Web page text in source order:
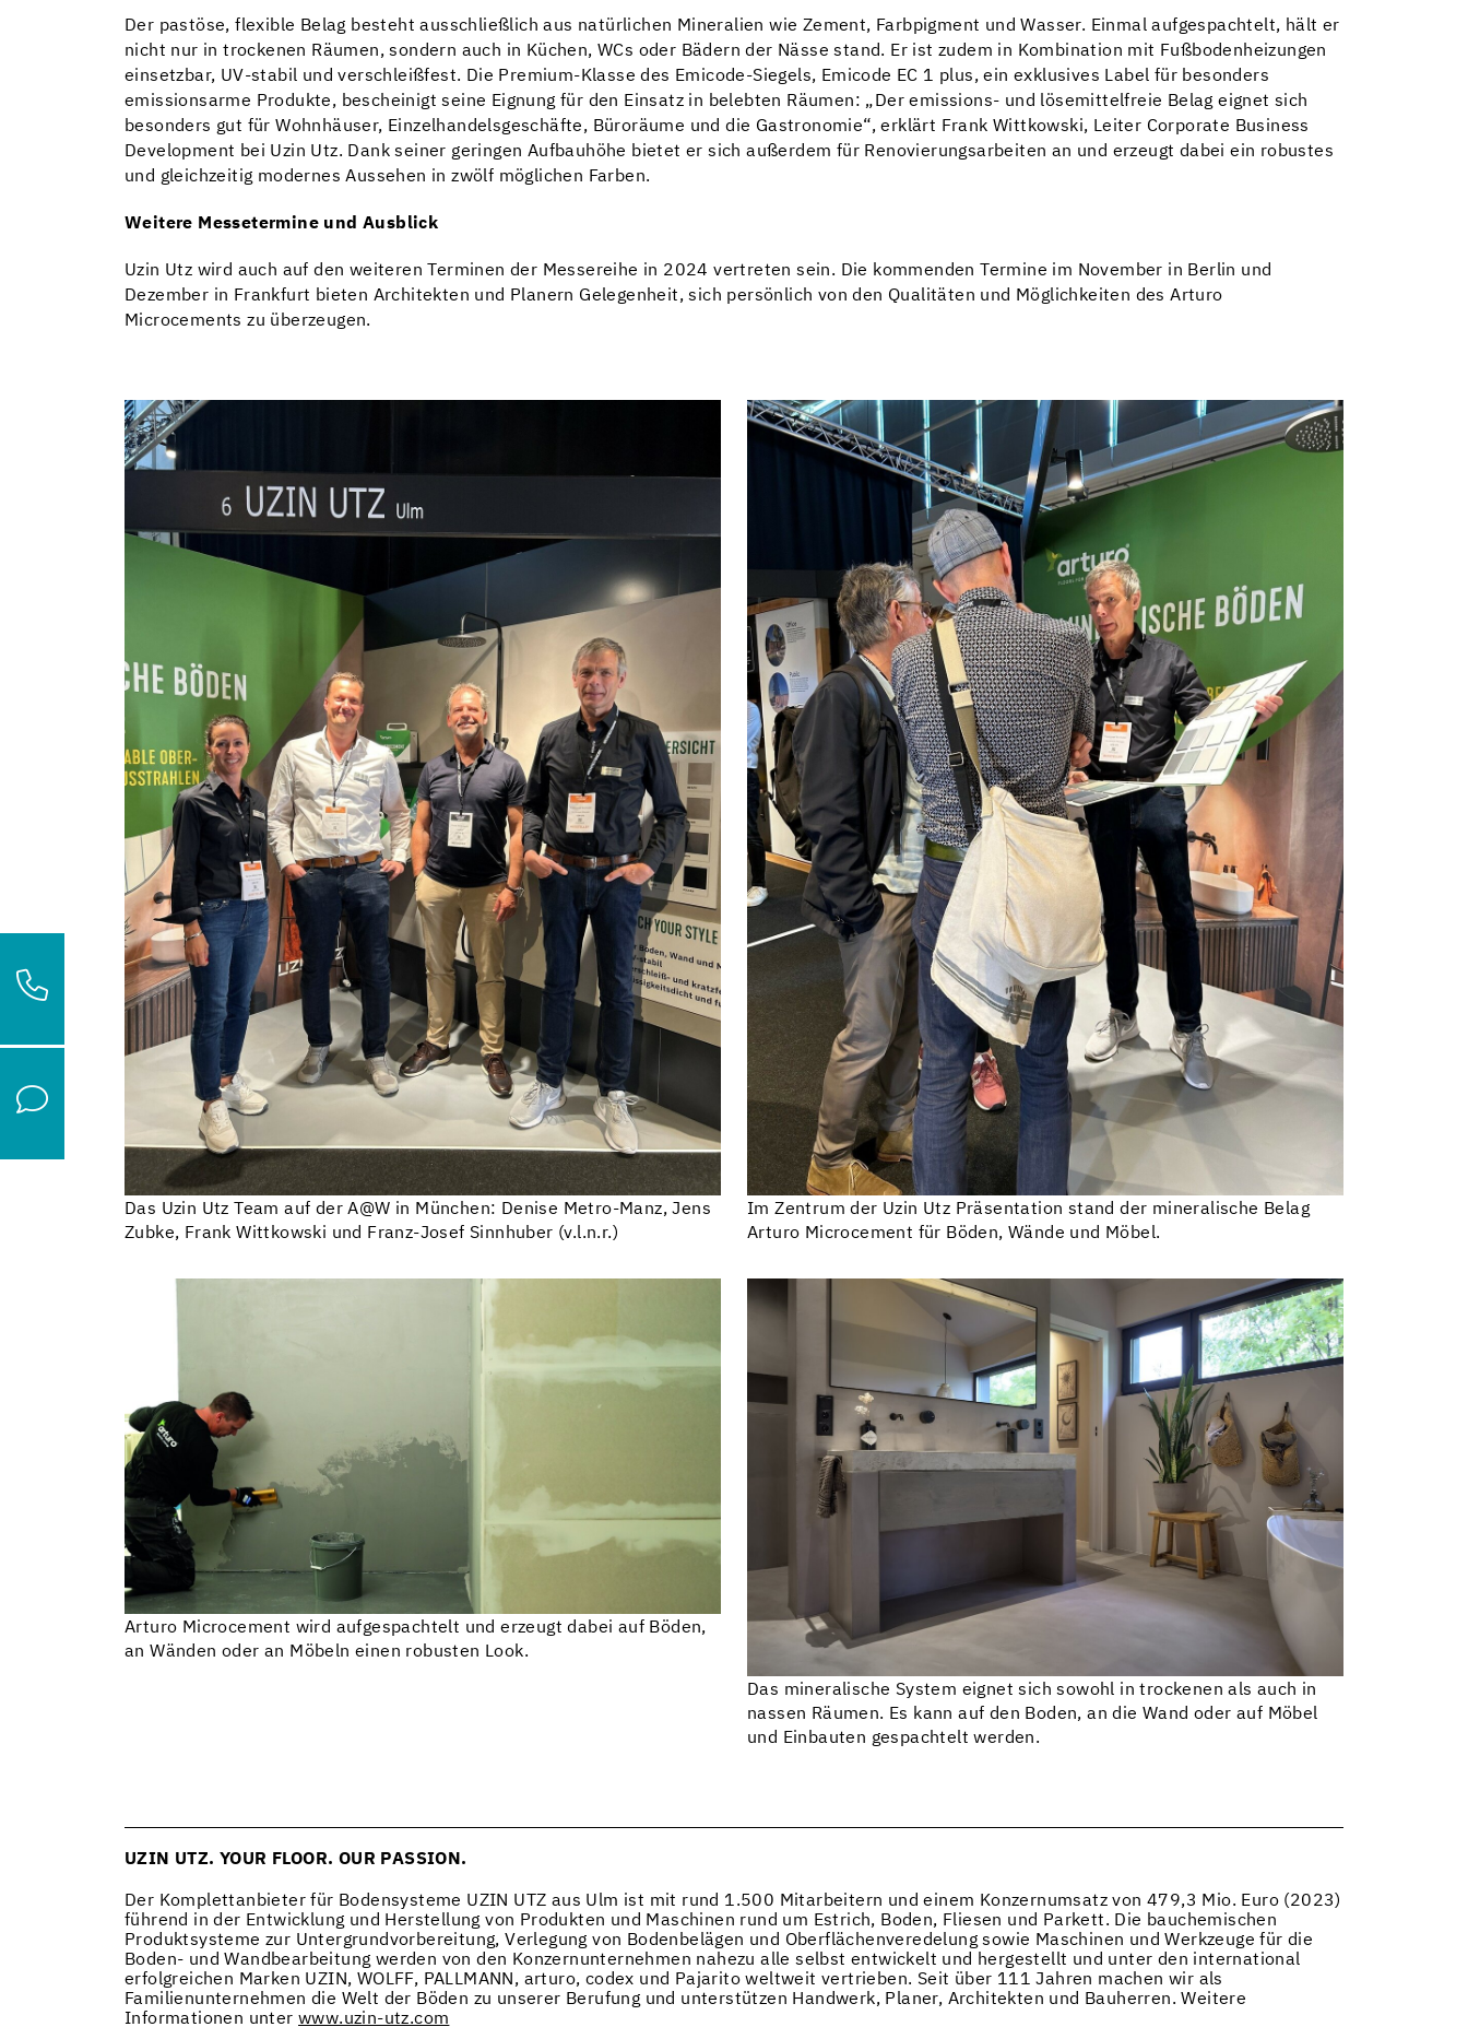
Der pastöse, flexible Belag besteht ausschließlich aus natürlichen Mineralien wie Zement, Farbpigment und Wasser. Einmal aufgespachtelt, hält er
nicht nur in trockenen Räumen, sondern auch in Küchen, WCs oder Bädern der Nässe stand. Er ist zudem in Kombination mit Fußbodenheizungen
einsetzbar, UV-stabil und verschleißfest. Die Premium-Klasse des Emicode-Siegels, Emicode EC 1 plus, ein exklusives Label für besonders
emissionsarme Produkte, bescheinigt seine Eignung für den Einsatz in belebten Räumen: „Der emissions- und lösemittelfreie Belag eignet sich
besonders gut für Wohnhäuser, Einzelhandelsgeschäfte, Büroräume und die Gastronomie“, erklärt Frank Wittkowski, Leiter Corporate Business
Development bei Uzin Utz. Dank seiner geringen Aufbauhöhe bietet er sich außerdem für Renovierungsarbeiten an und erzeugt dabei ein robustes
und gleichzeitig modernes Aussehen in zwölf möglichen Farben.
Weitere Messetermine und Ausblick
Uzin Utz wird auch auf den weiteren Terminen der Messereihe in 2024 vertreten sein. Die kommenden Termine im November in Berlin und
Dezember in Frankfurt bieten Architekten und Planern Gelegenheit, sich persönlich von den Qualitäten und Möglichkeiten des Arturo
Microcements zu überzeugen.
Das Uzin Utz Team auf der A@W in München: Denise Metro-Manz, Jens
Zubke, Frank Wittkowski und Franz-Josef Sinnhuber (v.l.n.r.)
Im Zentrum der Uzin Utz Präsentation stand der mineralische Belag
Arturo Microcement für Böden, Wände und Möbel.
Arturo Microcement wird aufgespachtelt und erzeugt dabei auf Böden,
an Wänden oder an Möbeln einen robusten Look.
Das mineralische System eignet sich sowohl in trockenen als auch in
nassen Räumen. Es kann auf den Boden, an die Wand oder auf Möbel
und Einbauten gespachtelt werden.
UZIN UTZ. YOUR FLOOR. OUR PASSION.
Der Komplettanbieter für Bodensysteme UZIN UTZ aus Ulm ist mit rund 1.500 Mitarbeitern und einem Konzernumsatz von 479,3 Mio. Euro (2023)
führend in der Entwicklung und Herstellung von Produkten und Maschinen rund um Estrich, Boden, Fliesen und Parkett. Die bauchemischen
Produktsysteme zur Untergrundvorbereitung, Verlegung von Bodenbelägen und Oberflächenveredelung sowie Maschinen und Werkzeuge für die
Boden- und Wandbearbeitung werden von den Konzernunternehmen nahezu alle selbst entwickelt und hergestellt und unter den international
erfolgreichen Marken UZIN, WOLFF, PALLMANN, arturo, codex und Pajarito weltweit vertrieben. Seit über 111 Jahren machen wir als
Familienunternehmen die Welt der Böden zu unserer Berufung und unterstützen Handwerk, Planer, Architekten und Bauherren. Weitere
Informationen unter www.uzin-utz.com